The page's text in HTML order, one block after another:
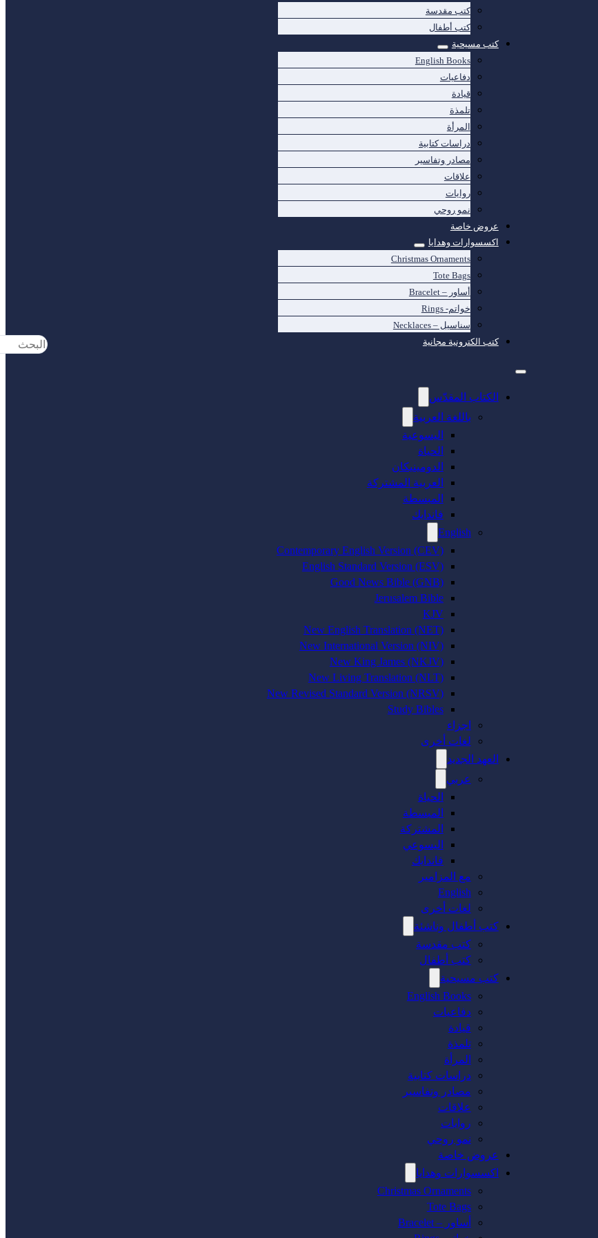
كتب مقدسة
كتب أطفال
كتب مسيحية
English Books
دفاعيات
قيادة
تلمذة
المرأة
دراسات كتابية
مصادر وتفاسير
علاقات
روايات
نمو روحي
عروض خاصة
اكسسوارات وهدايا
Christmas Ornaments
Tote Bags
أساور – Bracelet
خواتم- Rings
سناسيل – Necklaces
كتب الكترونية مجانية
الكتاب المقدّس
باللغة العربية
اليسوعية
الحياة
الدومينيكان
العربية المشتركة
المبسطة
فاندايك
English
Contemporary English Version (CEV)
English Standard Version (ESV)
Good News Bible (GNB)
Jerusalem Bible
KJV
New English Translation (NET)
New International Version (NIV)
New King James (NKJV)
New Living Translation (NLT)
New Revised Standard Version (NRSV)
Study Bibles
اجزاء
لغات أخرى
العهد الجديد
عربي
الحياة
المبسطة
المشتركة
اليسوعي
فاندايك
مع المزامير
English
لغات أخرى
كتب أطفال وناشئة
كتب مقدسة
كتب أطفال
كتب مسيحية
English Books
دفاعيات
قيادة
تلمذة
المرأة
دراسات كتابية
مصادر وتفاسير
علاقات
روايات
نمو روحي
عروض خاصة
اكسسوارات وهدايا
Christmas Ornaments
Tote Bags
أساور – Bracelet
Search